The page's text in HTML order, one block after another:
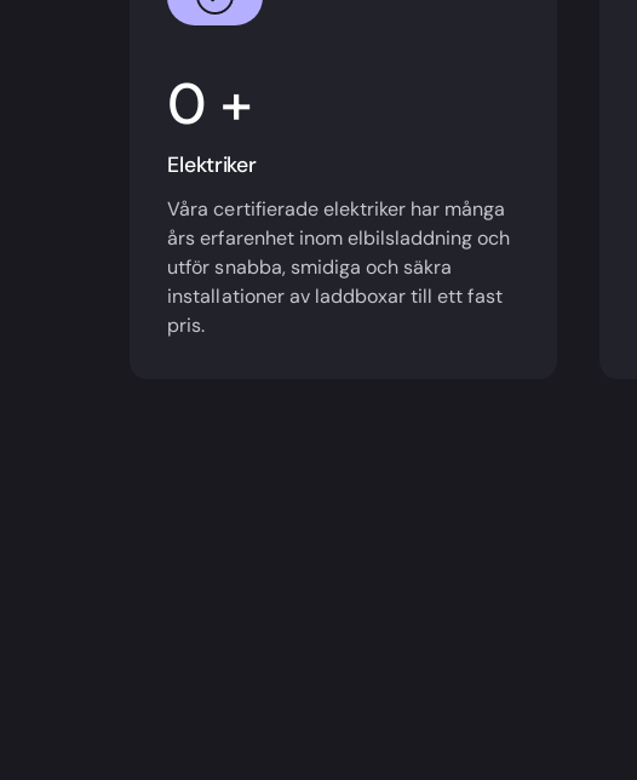
+
Elektriker
Våra certifierade elektriker har många
års erfarenhet inom elbilsladdning och
utför snabba, smidiga och säkra
installationer av laddboxar till ett fast
pris.